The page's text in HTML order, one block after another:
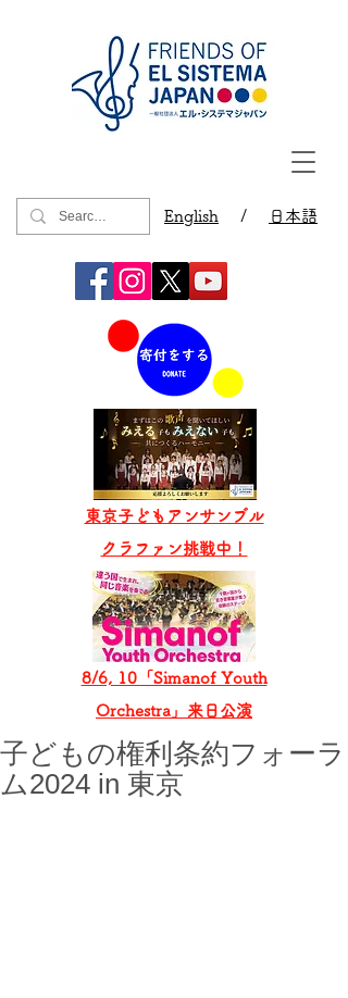
English / 日本語
8/6, 10「Simanof Youth
Orchestra」来日公演
東京子どもアンサンブル
​クラファン挑戦中！
子どもの権利条約フォーラ
ム2024 in 東京